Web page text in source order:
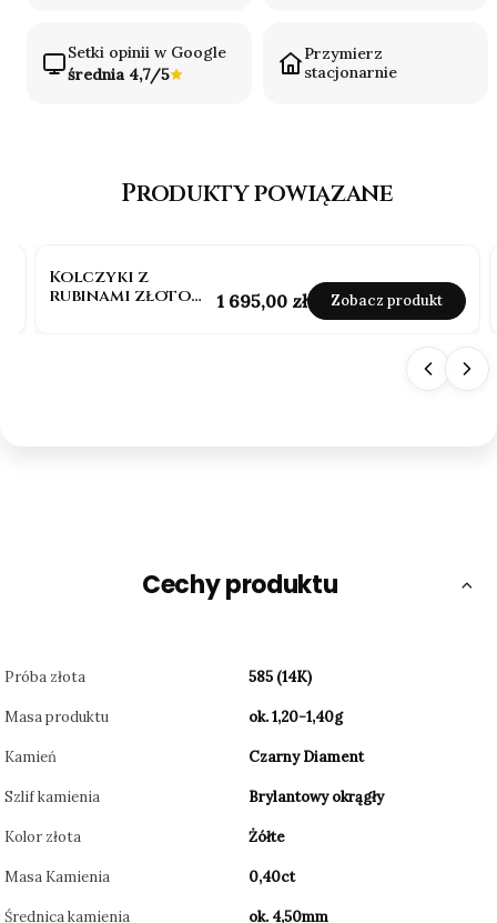
Setki opinii w Google
średnia 4,7/5
Przymierz
stacjonarnie
Produkty powiązane
Kolczyki z
rubinami złoto
Cena
1 695,00 zł Zobacz produkt
Cechy produktu
Próba złota 585 (14K)
Masa produktu ok. 1,20-1,40g
Kamień Czarny Diament
Szlif kamienia Brylantowy okrągły
Kolor złota Żółte
Masa Kamienia 0,40ct
Średnica kamienia ok. 4,50mm